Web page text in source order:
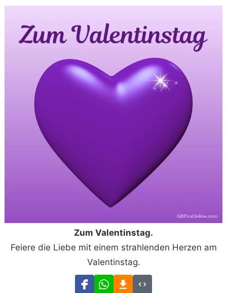
Zum Valentinstag.
Feiere die Liebe mit einem strahlenden Herzen am
Valentinstag.